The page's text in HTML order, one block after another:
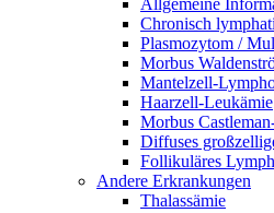
Allgemeine
Chronisch
Plasmozytom /
Morbus
Mantelzell-
Haarzell-Leukämie
Morbus
Diffuses
Follikuläres
Andere Erkrankungen
Thalassämie